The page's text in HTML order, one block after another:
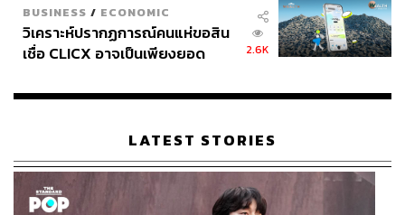
BUSINESS / ECONOMIC
วิเคราะห์ปรากฏการณ์คนแห่ขอสิน
เชื่อ CLICX อาจเป็นเพียงยอด
เรือนไทยที่ถูกซุกไว้
2.6K
LATEST STORIES